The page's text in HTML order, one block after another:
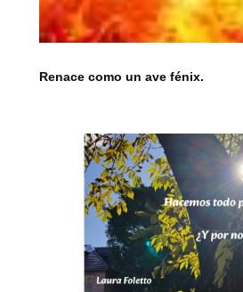
Renace como un ave fénix.